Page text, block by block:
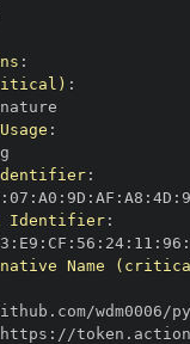
:
:
:
:
: 07 : A0 : 9D : AF : A8 : 4D :
Identifier:
: E9 : CF : 56 : 24: 11 : 96 :
Name
wdm0006/
https :